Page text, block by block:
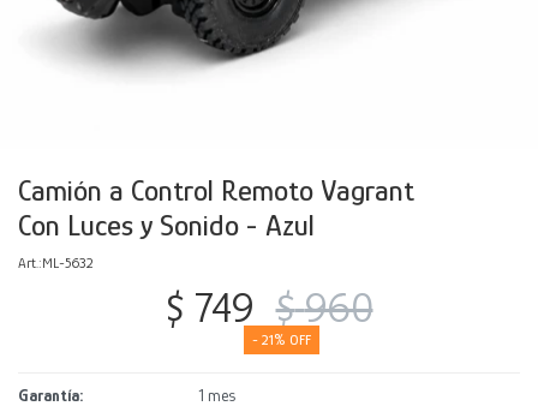
Camión a Control Remoto Vagrant
Con Luces y Sonido - Azul
ML-5632
$ 749 $ 960
21
Garantía 1 mes
Mesas
Calefactores
Acolchados y Frazadas
Decoración
Accesorios